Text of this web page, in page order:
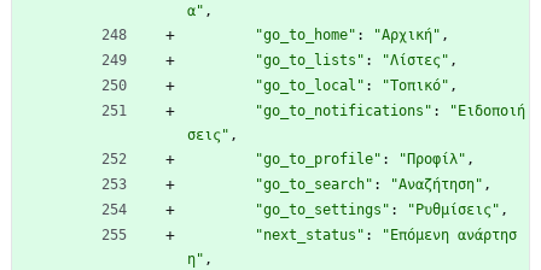
α" ,
"go_to_home" : "Αρχική" ,
"go_to_lists" : "Λίστες" ,
"go_to_local" : "Τοπικό" ,
"go_to_notifications" :
"Ειδοποιή
σεις" ,
"go_to_profile" : "Προφίλ" ,
"go_to_search" : "Αναζήτηση" ,
"go_to_settings" : "Ρυθμίσεις" ,
"next_status" :
"Επόμενη ανάρτησ
η" ,